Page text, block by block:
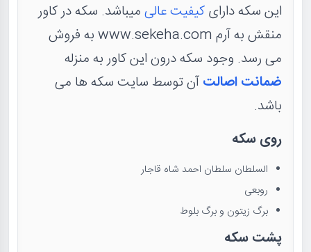
این سکه دارایکیفیت عالیمیباشد. سکه در کاور
منقش به آرم www.sekeha.com به فروش
می رسد. وجود سکه درون این کاور به منزله
ضمانت اصالتآن توسط سایت سکه ها می
باشد.
روی سکه
السلطان سلطان احمد شاه قاجار
روبعی
برگ زیتون و برگ بلوط
پشت سکه